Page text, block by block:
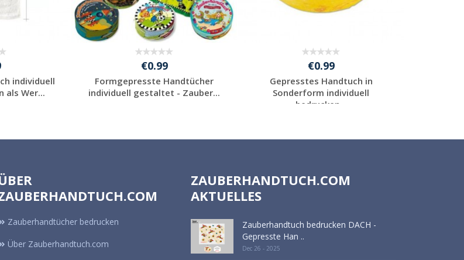
individuell
als Wer...
€0.99
Formgepresste Handtücher
individuell gestaltet - Zauber...
anfragen
€0.99
Gepresstes Handtuch in
Sonderform individuell
bedrucken...
anfragen
Zauberhandtücher bedrucken
Über Zauberhandtuch.com
ZAUBERHANDTUCH.COM
AKTUELLES
Zauberhandtuch bedrucken DACH -
Gepresste Han ..
Dec 26 - 2025